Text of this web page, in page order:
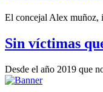
El concejal Alex muñoz,
Sin víctimas
Desde el año 2019 que